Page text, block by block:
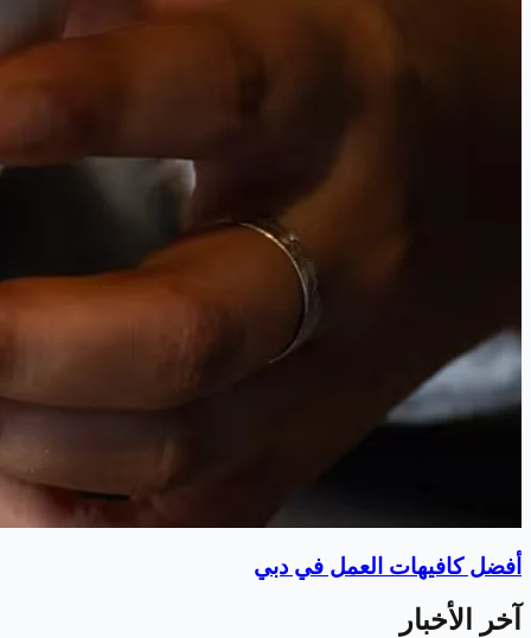
أفضل كافيهات العمل في دبي
آخر الأخبار